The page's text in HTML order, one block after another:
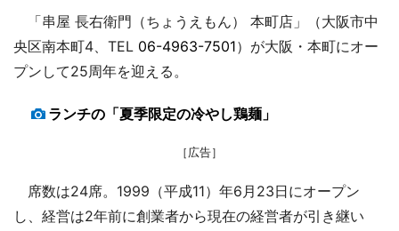
「串屋 長右衛門（ちょうえもん） 本町店」（大阪市中
央区南本町4、TEL 06-4963-7501）が大阪・本町にオー
プンして25周年を迎える。
ランチの「夏季限定の冷やし鶏麺」
［広告］
席数は24席。1999（平成11）年6月23日にオープン
し、経営は2年前に創業者から現在の経営者が引き継い